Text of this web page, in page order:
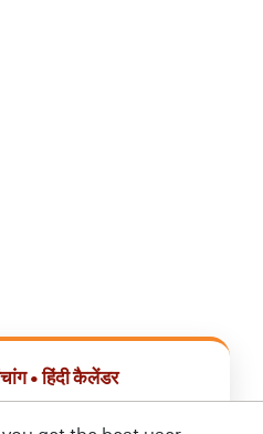
• हिंदी कैलेंडर